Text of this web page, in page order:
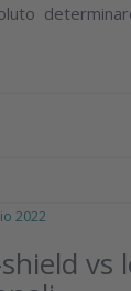
2022
vs